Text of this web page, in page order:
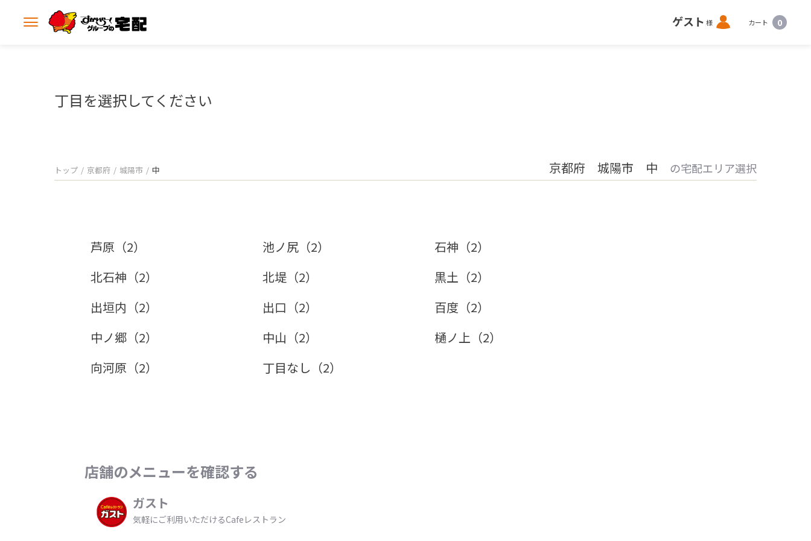
メ
ゲスト 様 ロ
グ
カート 0
丁目を選択してください
トップ 京都府 城陽市 中 京都府 城陽市 中 の宅配エリア選択
芦原（2） 池ノ尻（2）
石神（2）
北石神（2）
北堤（2）
黒土（2）
出垣内（2）
出口（2）
百度（2）
中ノ郷（2）
中山（2）
樋ノ上（2）
向河原（2）
丁目なし（2）
店舗のメニューを確認する
ガスト
気軽にご利用いただけるCafeレストラン